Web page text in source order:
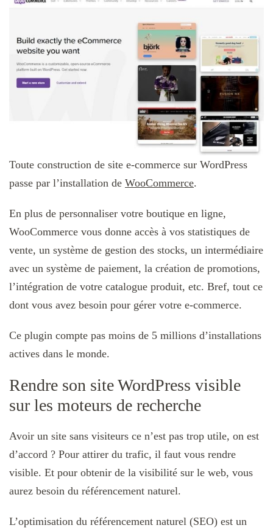
Toute construction de site e-commerce sur WordPress
passe par l’installation de WooCommerce.
En plus de personnaliser votre boutique en ligne,
WooCommerce vous donne accès à vos statistiques de
vente, un système de gestion des stocks, un intermédiaire
avec un système de paiement, la création de promotions,
l’intégration de votre catalogue produit, etc. Bref, tout ce
dont vous avez besoin pour gérer votre e-commerce.
Ce plugin compte pas moins de 5 millions d’installations
actives dans le monde.
Rendre son site WordPress visible
sur les moteurs de recherche
Avoir un site sans visiteurs ce n’est pas trop utile, on est
d’accord ? Pour attirer du trafic, il faut vous rendre
visible. Et pour obtenir de la visibilité sur le web, vous
aurez besoin du référencement naturel.
L’optimisation du référencement naturel (SEO) est un